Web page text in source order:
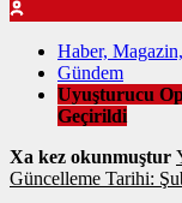
Haber,
Gündem
Uyuşturucu
Geçirildi
Xa kez okunmuştur
Güncelleme Tarihi: